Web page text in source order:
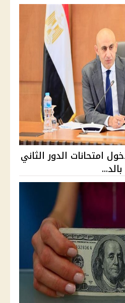
امتحانات الدور الثاني